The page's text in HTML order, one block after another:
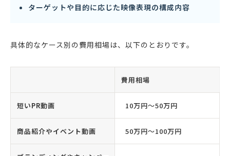
ターゲットや目的に応じた映像表現の構成内容
具体的なケース別の費用相場は、以下のとおりです。
費用相場
短いPR動画 10万円〜50万円
商品紹介やイベント動画 50万円〜100万円